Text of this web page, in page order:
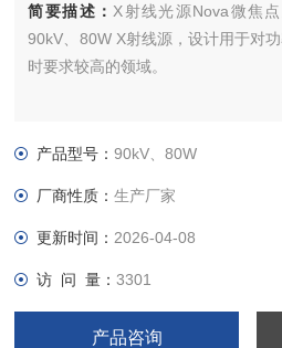
简要描述： X射线光源Nova微焦
90kV、80W X射线源，设计用于对
时要求较高的领域。
产品型号：90kV、80W
厂商性质：生产厂家
更新时间： 2026-04-08
访 问 量：3301
产品咨询